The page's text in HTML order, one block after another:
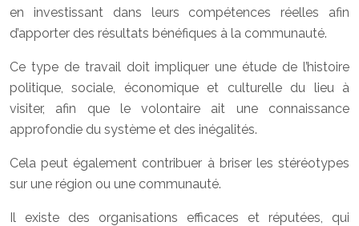
en investissant dans leurs compétences réelles afin
d’apporter des résultats bénéfiques à la communauté.
Ce type de travail doit impliquer une étude de l’histoire
politique, sociale, économique et culturelle du lieu à
visiter, afin que le volontaire ait une connaissance
approfondie du système et des inégalités.
Cela peut également contribuer à briser les stéréotypes
sur une région ou une communauté.
Il existe des organisations efficaces et réputées, qui